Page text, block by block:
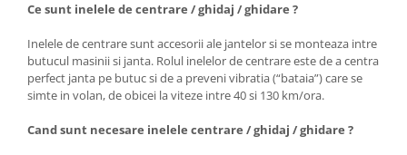
Ce sunt inelele de centrare / ghidaj / ghidare ?
Inelele de centrare sunt accesorii ale jantelor si se monteaza intre
butucul masinii si janta. Rolul inelelor de centrare este de a centra
perfect janta pe butuc si de a preveni vibratia (“bataia”) care se
simte in volan, de obicei la viteze intre 40 si 130 km/ora.
Cand sunt necesare inelele centrare / ghidaj / ghidare ?